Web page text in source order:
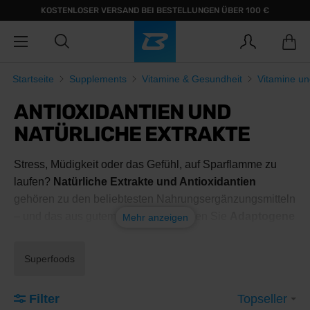
KOSTENLOSER VERSAND BEI BESTELLUNGEN ÜBER 100 €
Startseite Supplements Vitamine & Gesundheit Vitamine
ANTIOXIDANTIEN UND
NATÜRLICHE EXTRAKTE
Stress, Müdigkeit oder das Gefühl, auf Sparflamme zu
laufen? Natürliche Extrakte und Antioxidantien
gehören zu den beliebtesten Nahrungsergänzungsmitteln
– und das aus gutem Grund. Entdecken Sie
Welches davon suchen Sie?
Mehr anzeigen
Superfoods
Filter Topseller